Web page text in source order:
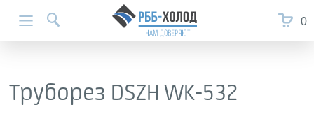
0
Труборез DSZH WK-532